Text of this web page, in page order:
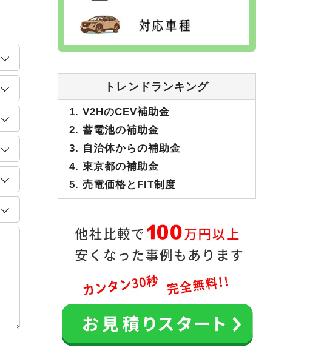
トレンドランキング
1. V2HのCEV補助金
2. 蓄電池の補助金
3. 自治体からの補助金
4. 東京都の補助金
5. 売電価格とFIT制度